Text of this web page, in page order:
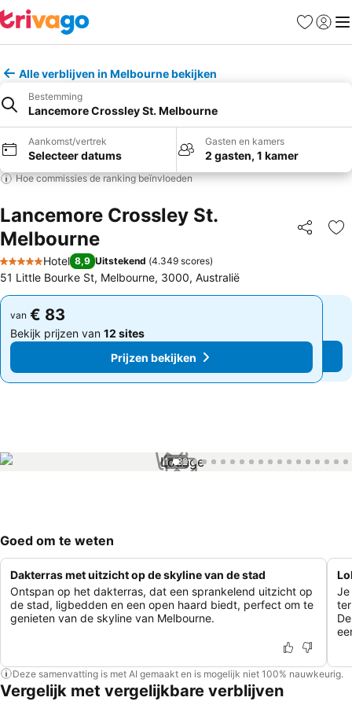
Favorieten
Alle verblijven in Melbourne bekijken
Bestemming
Lancemore Crossley St. Melbourne
Aankomst/vertrek
Selecteer datums
Gasten en kamers
2 gasten, 1 kamer
Hoe commissies de ranking beïnvloeden
Lancemore Crossley St.
Melbourne
Delen
5 Sterren
Hotel 8,9 Uitstekend (4.349 scores)
51 Little Bourke St, Melbourne, 3000, Australië
van € 83
Bekijk prijzen van 12 sites
Prijzen bekijken
van € 83
Bekijk prijzen van 12 sites
Prijzen bekijken
1 / 82
Goed om te weten
Dakterras met uitzicht op de skyline van de stad
Ontspan op het dakterras, dat een sprankelend uitzicht op
de stad, ligbedden en een open haard biedt, perfect om te
genieten van de skyline van Melbourne.
Je
Deze samenvatting is met AI gemaakt en is mogelijk niet 100% nauwkeurig.
Vergelijk met vergelijkbare verblijven